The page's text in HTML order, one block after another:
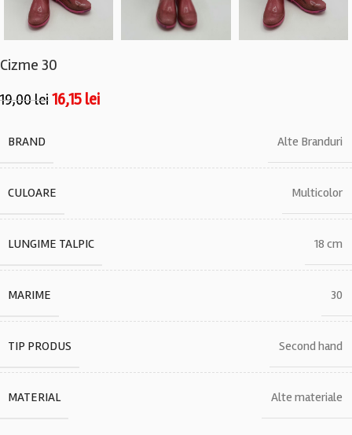
Cizme 30
19,00lei16,15 lei
BRAND Alte Branduri
CULOARE Multicolor
LUNGIME TALPIC 18 cm
MARIME 30
TIP PRODUS Second hand
MATERIAL Alte materiale